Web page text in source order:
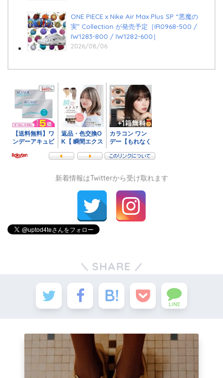
ONE PIECE x Nike Air Max Plus SP “悪魔の
実” Collection が発売予定［IR0968-500 /
IW1283-800 / IW1282-600］
2026/08/06
新着情報はTwitterから受け取れます
SHARE
LINE